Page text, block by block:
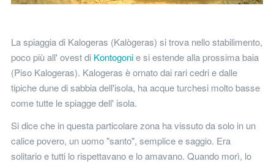
La spiaggia di Kalogeras (Kalògeras) si trova nello stabilimento,
poco più all' ovest di Kontogonie si estende alla prossima baia
(Piso Kalogeras). Kalogeras è ornato dai rari cedri e dalle
tipiche dune di sabbia dell'isola, ha acque turchesi molto basse
come tutte le spiagge dell' isola.
Si dice che in questa particolare zona ha vissuto da solo in un
calice povero, un uomo "santo", semplice e saggio. Era
solitario e tutti lo rispettavano e lo amavano. Quando morì, lo